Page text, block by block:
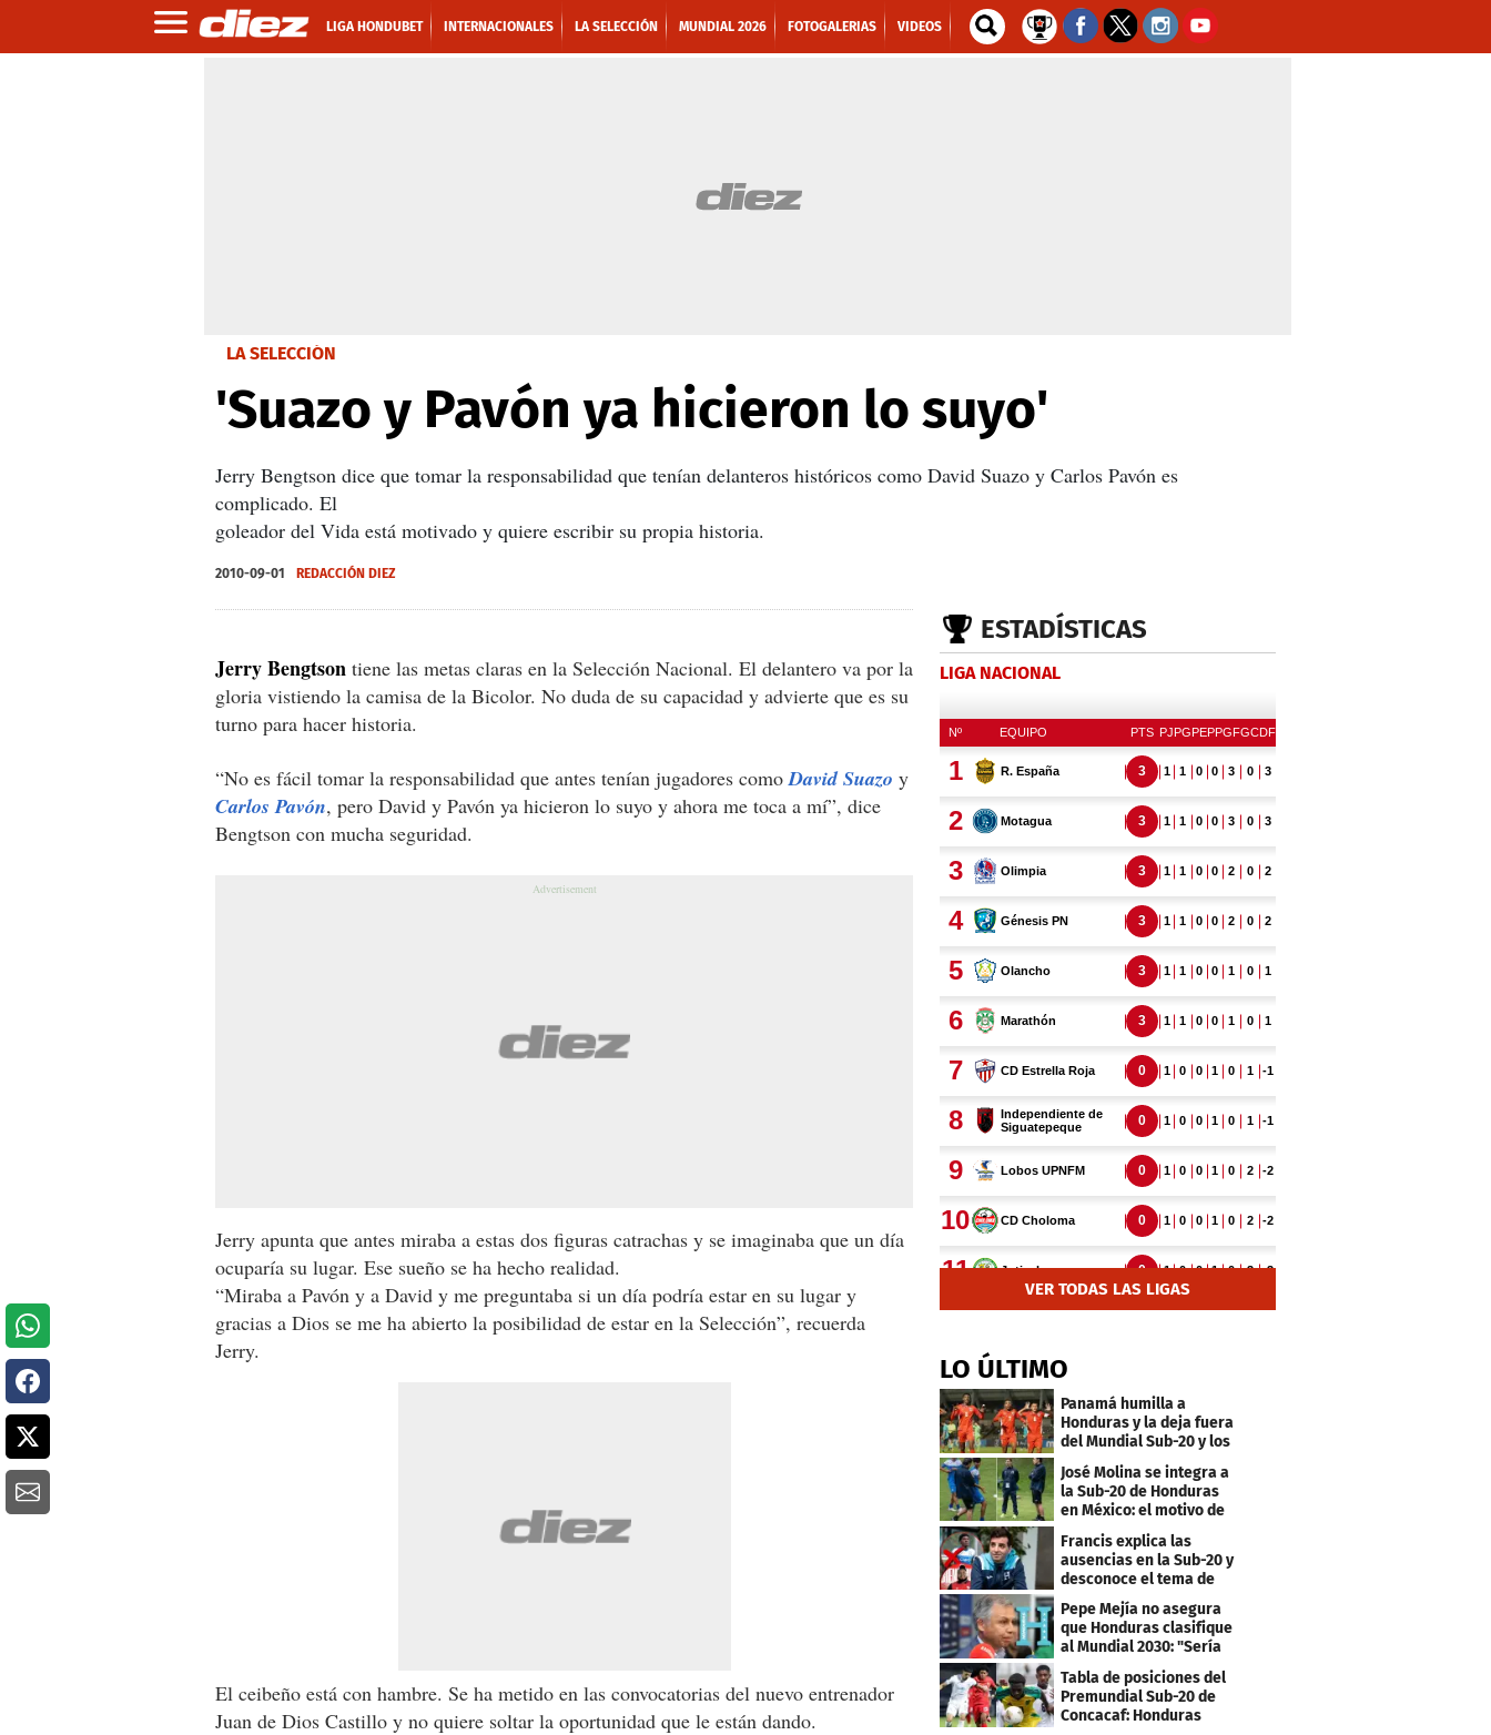
LIGA HONDUBET INTERNACIONALES LA SELECCIÓN MUNDIAL 2026 FOTOGALERIAS VIDEOS
LA SELECCIÓN
'Suazo y Pavón ya hicieron lo suyo'
Jerry Bengtson dice que tomar la responsabilidad que tenían delanteros históricos como David Suazo y Carlos Pavón es
complicado. El
goleador del Vida está motivado y quiere escribir su propia historia.
2010-09-01 REDACCIÓN DIEZ
Jerry Bengtson tiene las metas claras en la Selección Nacional. El delantero va por la
gloria vistiendo la camisa de la Bicolor. No duda de su capacidad y advierte que es su
turno para hacer historia.
“No es fácil tomar la responsabilidad que antes tenían jugadores comoDavid Suazo y
Carlos Pavón, pero David y Pavón ya hicieron lo suyo y ahora me toca a mí”, dice
Bengtson con mucha seguridad.
Jerry apunta que antes miraba a estas dos figuras catrachas y se imaginaba que un día
ocuparía su lugar. Ese sueño se ha hecho realidad.
“Miraba a Pavón y a David y me preguntaba si un día podría estar en su lugar y
gracias a Dios se me ha abierto la posibilidad de estar en la Selección”, recuerda
Jerry.
El ceibeño está con hambre. Se ha metido en las convocatorias del nuevo entrenador
Juan de Dios Castillo y no quiere soltar la oportunidad que le están dando.
ESTADÍSTICAS
LIGA NACIONAL
VER TODAS LAS LIGAS
LO ÚLTIMO
Panamá humilla a
Honduras y la deja fuera
del Mundial Sub-20 y los
Juegos Olímpicos
José Molina se integra a
la Sub-20 de Honduras
en México: el motivo de
su viaje
Francis explica las
ausencias en la Sub-20 y
desconoce el tema de
los tiktokers
Pepe Mejía no asegura
que Honduras clasifique
al Mundial 2030: "Sería
mentir"
Tabla de posiciones del
Premundial Sub-20 de
Concacaf: Honduras